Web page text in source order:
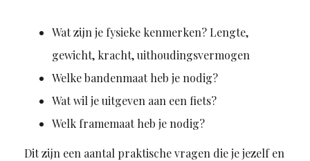
Wat zijn je fysieke kenmerken? Lengte,
gewicht, kracht, uithoudingsvermogen
Welke bandenmaat heb je nodig?
Wat wil je uitgeven aan een fiets?
Welk framemaat heb je nodig?
Dit zijn een aantal praktische vragen die je jezelf en